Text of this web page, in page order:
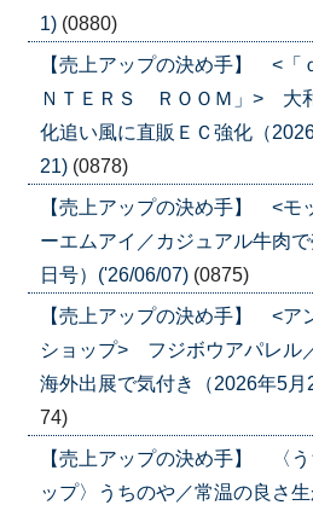
1) (0880)
【売上アップの決め手】 <「
ＮＴＥＲＳ ＲＯＯＭ」> 大
化追い風に直販ＥＣ強化（
21) (0878)
【売上アップの決め手】 <
ーエムアイ／カジュアル牛肉
日号）('26/06/07) (0875)
【売上アップの決め手】 <ア
ショップ> フジボウアパレル
海外出展で気付き（2026年5
74)
【売上アップの決め手】 〈
ップ〉うちのや／常温の良さ